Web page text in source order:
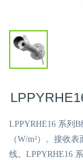
LPPYRHE16 系列
（W/m²）。接收
线。LPPYRHE16